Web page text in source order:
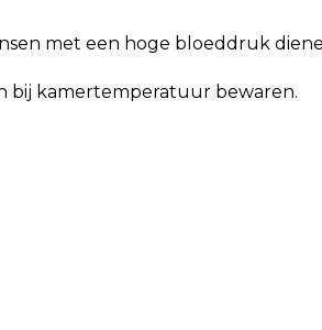
met een hoge bloeddruk
bij kamertemperatuur bewaren.